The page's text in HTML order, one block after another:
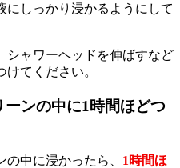
にしっかり浸かるようにして
シャワーヘッドを伸ばすなど
てください。
ーンの中に1時間ほどつ
中に浸かったら、 1時間ほ